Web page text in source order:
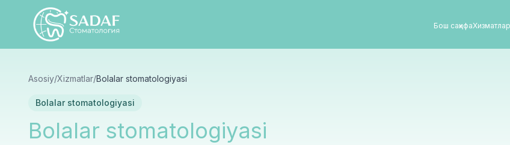
Бош саҳифаХизматлар
Asosiy/Xizmatlar/Bolalar stomatologiyasi
Bolalar stomatologiyasi
Bolalar stomatologiyasi